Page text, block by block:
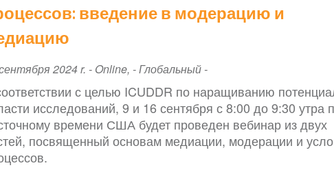
введение в модерацию и
2024 r. - Online, - Глобальный -
с целью ICUDDR по наращиванию
исследований, 9 и 16 сентября с 8:00 до 9:30 утра
времени США будет проведен вебинар из двух
посвященный основам медиации, модерации и